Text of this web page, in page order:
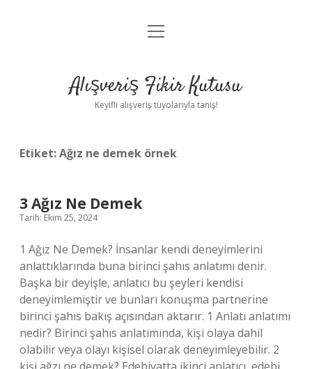
Anasayfa
Yasal Uyarı
menüyü
Alışveriş Fikir Kutusu
Keyifli alışveriş tüyolarıyla tanış!
Etiket:Ağız ne demek örnek
3 Ağız Ne Demek
Tarih: Ekim 25, 2024
1 Ağız Ne Demek? İnsanlar kendi deneyimlerini
anlattıklarında buna birinci şahıs anlatımı denir.
Başka bir deyişle, anlatıcı bu şeyleri kendisi
deneyimlemiştir ve bunları konuşma partnerine
birinci şahıs bakış açısından aktarır. 1 Anlatı anlatımı
nedir? Birinci şahıs anlatımında, kişi olaya dahil
olabilir veya olayı kişisel olarak deneyimleyebilir. 2